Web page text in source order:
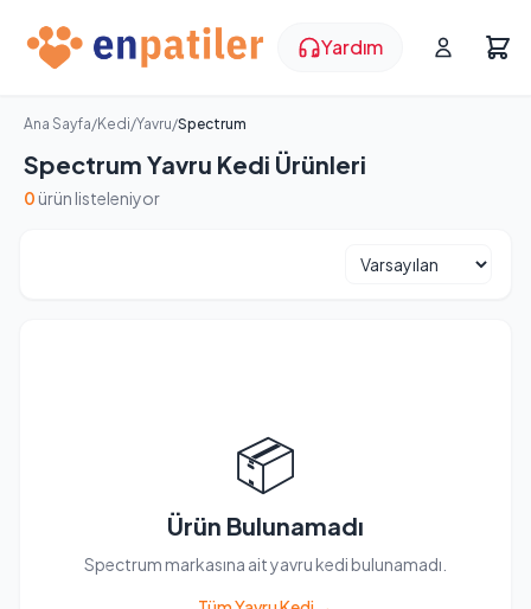
Yardım
Ana Sayfa/Kedi/Yavru/Spectrum
Spectrum Yavru Kedi Ürünleri
0 ürün listeleniyor
📦
Ürün Bulunamadı
Spectrum markasına ait yavru kedi bulunamadı.